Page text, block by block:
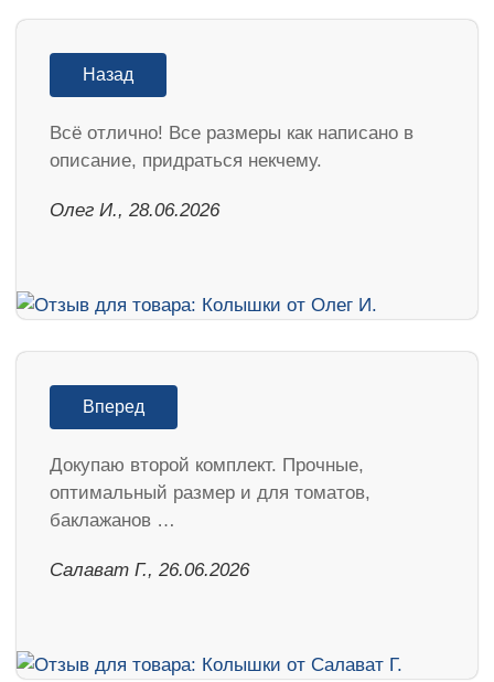
Назад
Всё отлично! Все размеры как написано в
описание, придраться некчему.
Олег И., 28.06.2026
Вперед
Докупаю второй комплект. Прочные,
оптимальный размер и для томатов,
баклажанов …
Салават Г., 26.06.2026